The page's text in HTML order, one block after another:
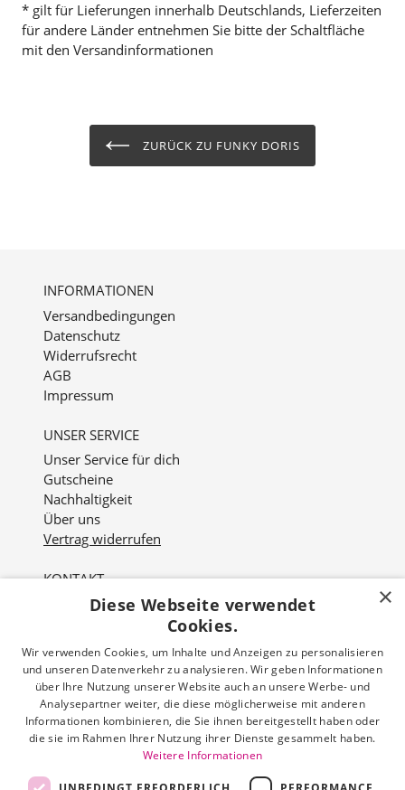
* gilt für Lieferungen innerhalb Deutschlands, Lieferzeiten
für andere Länder entnehmen Sie bitte der Schaltfläche
mit den Versandinformationen
ZURÜCK ZU FUNKY DORIS
INFORMATIONEN
Versandbedingungen
Datenschutz
Widerrufsrecht
AGB
Impressum
UNSER SERVICE
Unser Service für dich
Gutscheine
Nachhaltigkeit
Über uns
Vertrag widerrufen
KONTAKT
Nordviver 2
Öffnungszeiten:
Mo - Fr: 10:00 - 18:00 Uhr
Sa: 10:00 - 16:00 Uhr
Tel: 04161 512 251
×
Diese Webseite verwendet
Cookies.
Wir verwenden Cookies, um Inhalte und Anzeigen zu personalisieren
und unseren Datenverkehr zu analysieren. Wir geben Informationen
über Ihre Nutzung unserer Website auch an unsere Werbe- und
Analysepartner weiter, die diese möglicherweise mit anderen
Informationen kombinieren, die Sie ihnen bereitgestellt haben oder
die sie im Rahmen Ihrer Nutzung ihrer Dienste gesammelt haben.
Weitere Informationen